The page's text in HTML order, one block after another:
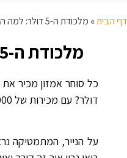
דף הבית» מלכודת ה-5 דולר: למה העלאת מחיר באמזון עלולה לעלות לכם ביוקר?
מלכודת ה-5 דולר: למה העלאת מחיר באמזון עלולה לעלות לכם ביוקר?
דולר? עם מכירות של 3,000 יחידות בחודש, זה עוד 15,000 דולר נקי לכיס!"
על הנייר, המתמטיקה